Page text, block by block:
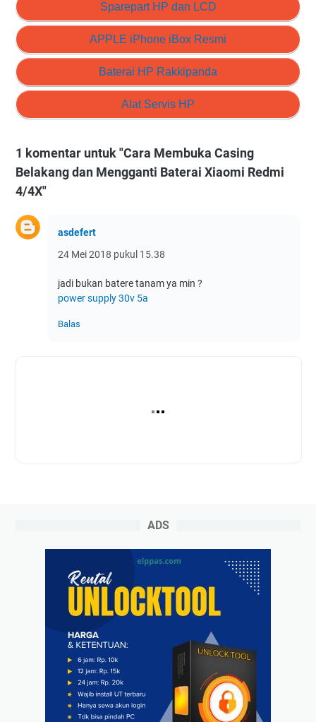
Sparepart HP dan LCD
APPLE iPhone iBox Resmi
Baterai HP Rakkipanda
Alat Servis HP
1 komentar untuk "Cara Membuka Casing
Belakang dan Mengganti Baterai Xiaomi Redmi
4/4X"
asdefert
24 Mei 2018 pukul 15.38
jadi bukan batere tanam ya min ?
power supply 30v 5a
Balas
ADS